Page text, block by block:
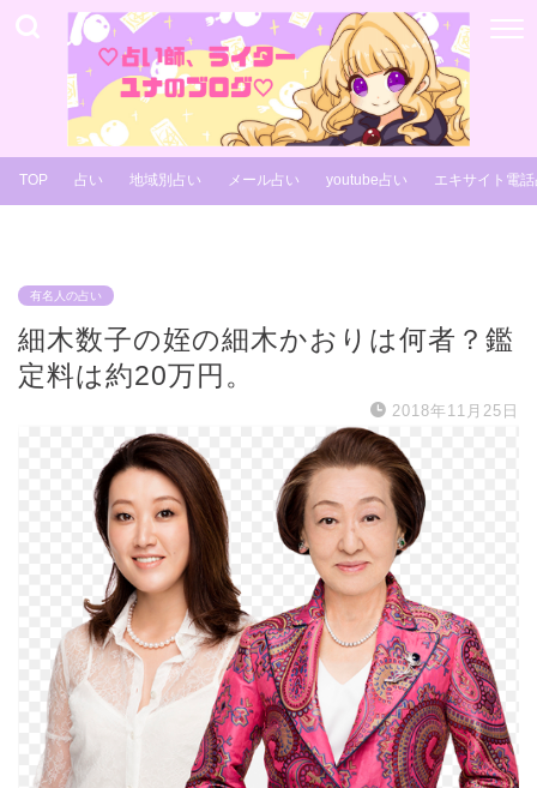
TOP 占い 地域別占い メール占い youtube占い エキサイト電
有名人の占い
細木数子の姪の細木かおりは何者？鑑
定料は約20万円。
2018年11月25日